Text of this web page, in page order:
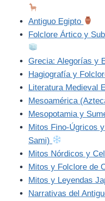
Antiguo Egipto
Folclore Ártico y
Grecia: Alegorías y
Hagiografía y
Literatura Medieval
Mesoamérica
Mesopotamia y
Mitos Fino-Úgricos
Sami)
Mitos Nórdicos y
Mitos y Folclore de
Mitos y Leyendas
Narrativas del